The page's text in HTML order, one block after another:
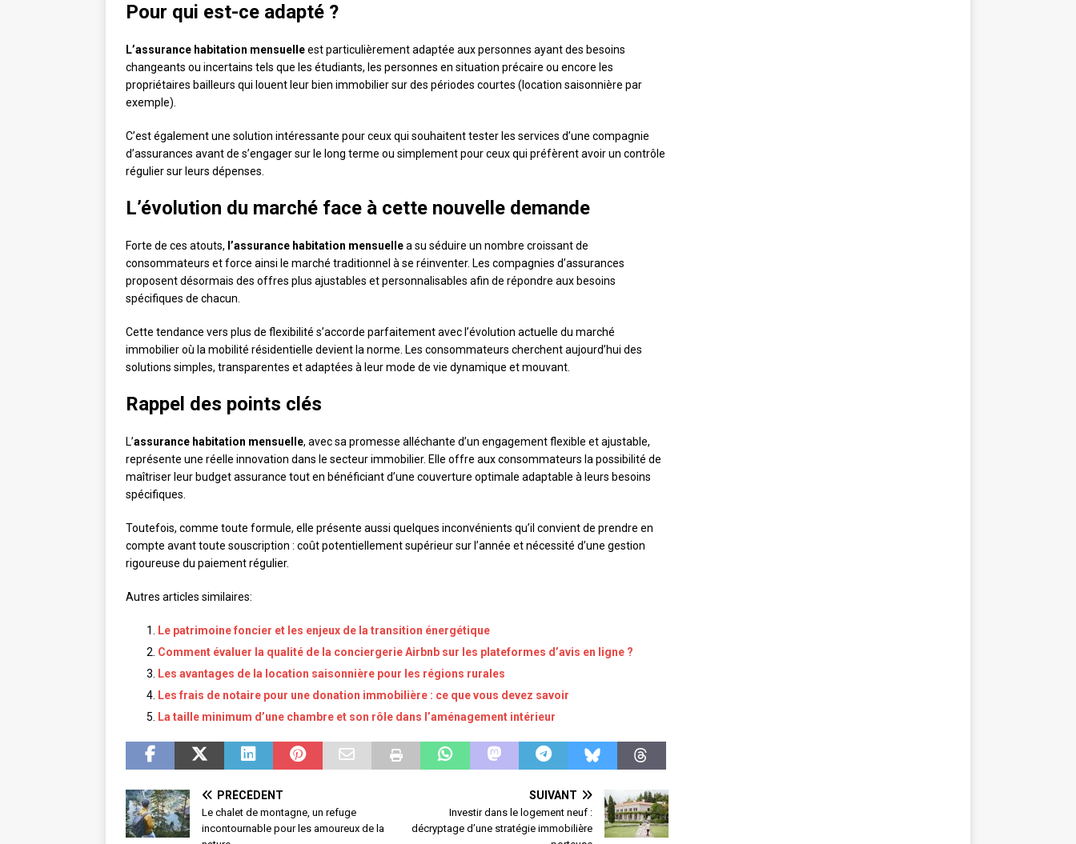
Pour qui est-ce adapté ?
L’assurance habitation mensuelleest particulièrement adaptée aux personnes ayant des besoins
changeants ou incertains tels que les étudiants, les personnes en situation précaire ou encore les
propriétaires bailleurs qui louent leur bien immobilier sur des périodes courtes (location saisonnière par
exemple).
C’est également une solution intéressante pour ceux qui souhaitent tester les services d’une compagnie
d’assurances avant de s’engager sur le long terme ou simplement pour ceux qui préfèrent avoir un contrôle
régulier sur leurs dépenses.
L’évolution du marché face à cette nouvelle demande
Forte de ces atouts, l’assurance habitation mensuellea su séduire un nombre croissant de
consommateurs et force ainsi le marché traditionnel à se réinventer. Les compagnies d’assurances
proposent désormais des offres plus ajustables et personnalisables afin de répondre aux besoins
spécifiques de chacun.
Cette tendance vers plus de flexibilité s’accorde parfaitement avec l’évolution actuelle du marché
immobilier où la mobilité résidentielle devient la norme. Les consommateurs cherchent aujourd’hui des
solutions simples, transparentes et adaptées à leur mode de vie dynamique et mouvant.
Rappel des points clés
L’assurance habitation mensuelle, avec sa promesse alléchante d’un engagement flexible et ajustable,
représente une réelle innovation dans le secteur immobilier. Elle offre aux consommateurs la possibilité de
maîtriser leur budget assurance tout en bénéficiant d’une couverture optimale adaptable à leurs besoins
spécifiques.
Toutefois, comme toute formule, elle présente aussi quelques inconvénients qu’il convient de prendre en
compte avant toute souscription : coût potentiellement supérieur sur l’année et nécessité d’une gestion
rigoureuse du paiement régulier.
Autres articles similaires:
Le patrimoine foncier et les enjeux de la transition énergétique
Comment évaluer la qualité de la conciergerie Airbnb sur les plateformes d’avis en ligne ?
Les avantages de la location saisonnière pour les régions rurales
Les frais de notaire pour une donation immobilière : ce que vous devez savoir
La taille minimum d’une chambre et son rôle dans l’aménagement intérieur
PRÉCÉDENT
Le chalet de montagne, un refuge
incontournable pour les amoureux de la
SUIVANT
Investir dans le logement neuf :
décryptage d’une stratégie immobilière